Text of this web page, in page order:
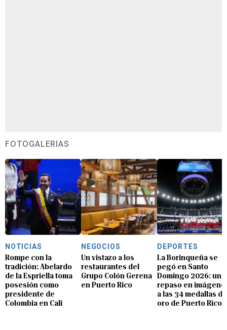
FOTOGALERÍAS
NOTICIAS
Rompe con la
tradición: Abelardo
de la Espriella toma
posesión como
presidente de
Colombia en Cali
NEGOCIOS
Un vistazo a los
restaurantes del
Grupo Colón Gerena
en Puerto Rico
DEPORTES
La Borinqueña se
pegó en Santo
Domingo 2026: un
repaso en
a las 34 medallas de
oro de Puerto Rico